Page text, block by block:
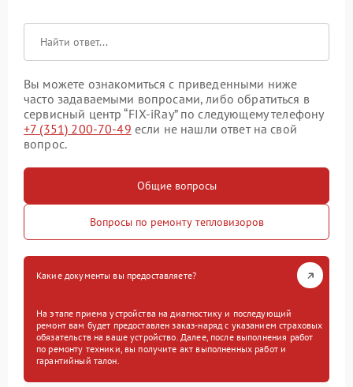
Вы можете ознакомиться с приведенными ниже
часто задаваемыми вопросами, либо обратиться в
сервисный центр “FIX-iRay” по следующему телефону
+7 (351) 200-70-49 если не нашли ответ на свой
вопрос.
Общие вопросы
Вопросы по ремонту тепловизоров
Какие документы вы предоставляете?
На этапе приема устройства на диагностику и последующий
ремонт вам будет предоставлен заказ-наряд с указанием страховых
обязательств на ваше устройство. Далее, после выполнения работ
по ремонту техники, вы получите акт выполненных работ и
гарантийный талон.